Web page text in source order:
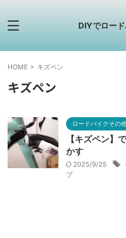
DIYでロー
HOME > キズペン
キズペン
ロードバイクその
【キズペン】
かす
2025/9/25
プ